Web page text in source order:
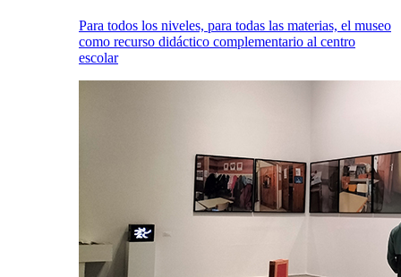
Para todos los niveles, para todas las materias, el museo
como recurso didáctico complementario al centro
escolar